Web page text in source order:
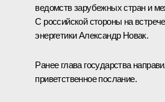
ведомств зарубежных стран и
С российской стороны на
энергетикиАлександр Новак.
Ранее глава государства
приветственное послание.